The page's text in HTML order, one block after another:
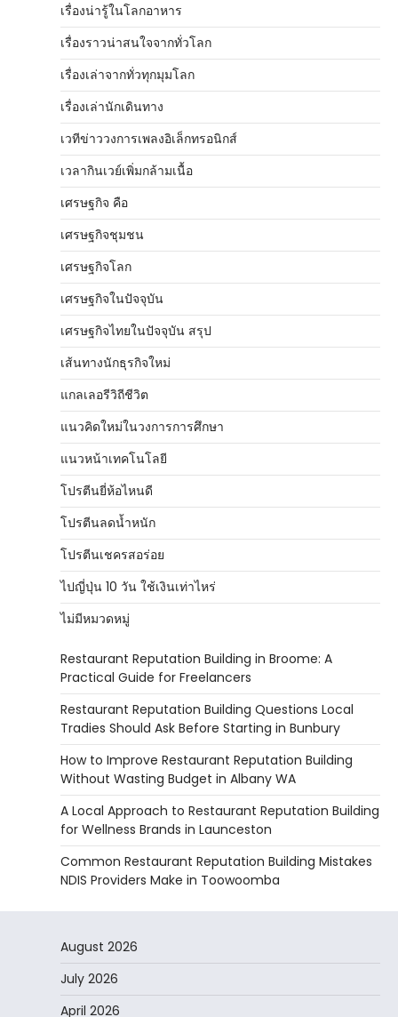
เรื่องน่ารู้ในโลกอาหาร
เรื่องราวน่าสนใจจากทั่วโลก
เรื่องเล่าจากทั่วทุกมุมโลก
เรื่องเล่านักเดินทาง
เวทีข่าววงการเพลงอิเล็กทรอนิกส์
เวลากินเวย์เพิ่มกล้ามเนื้อ
เศรษฐกิจ คือ
เศรษฐกิจชุมชน
เศรษฐกิจโลก
เศรษฐกิจในปัจจุบัน
เศรษฐกิจไทยในปัจจุบัน สรุป
เส้นทางนักธุรกิจใหม่
แกลเลอรีวิถีชีวิต
แนวคิดใหม่ในวงการการศึกษา
แนวหน้าเทคโนโลยี
โปรตีนยี่ห้อไหนดี
โปรตีนลดน้ำหนัก
โปรตีนเชครสอร่อย
ไปญี่ปุ่น 10 วัน ใช้เงินเท่าไหร่
ไม่มีหมวดหมู่
Restaurant Reputation Building in Broome: A
Practical Guide for Freelancers
Restaurant Reputation Building Questions Local
Tradies Should Ask Before Starting in Bunbury
How to Improve Restaurant Reputation Building
Without Wasting Budget in Albany WA
A Local Approach to Restaurant Reputation Building
for Wellness Brands in Launceston
Common Restaurant Reputation Building Mistakes
NDIS Providers Make in Toowoomba
August 2026
July 2026
April 2026